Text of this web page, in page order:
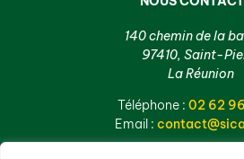
140 chemin de la
97410, Saint-
La Réunion
Téléphone : 02 62
Email :